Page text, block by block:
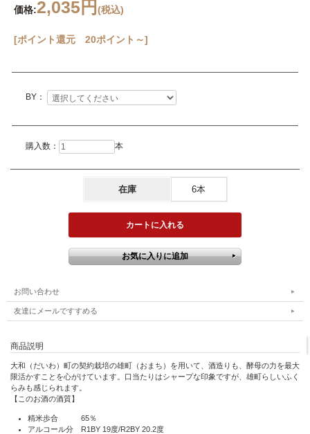
価格:2,035円 (税込)
[ポイント還元 20ポイント～]
BY：
購入数： 本
在庫 6本
お問い合わせ
友達にメールですすめる
商品説明
大和（だいわ）町の契約栽培の雄町（おまち）を用いて、酒造りも、酵母の力を最大
限活かすことを心がけています。口当たりはシャープな印象ですが、雄町らしいふく
らみも感じられます。
【このお酒の酒質】
精米歩合 65％
アルコール分 R1BY 19度/R2BY 20.2度